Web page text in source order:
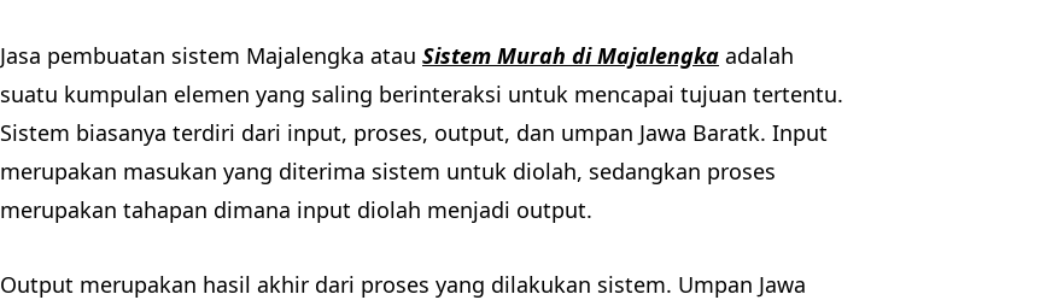
Jasa pembuatan sistem Majalengka atau Sistem Murah di Majalengka adalah
suatu kumpulan elemen yang saling berinteraksi untuk mencapai tujuan tertentu.
Sistem biasanya terdiri dari input, proses, output, dan umpan Jawa Baratk. Input
merupakan masukan yang diterima sistem untuk diolah, sedangkan proses
merupakan tahapan dimana input diolah menjadi output.
Output merupakan hasil akhir dari proses yang dilakukan sistem. Umpan Jawa